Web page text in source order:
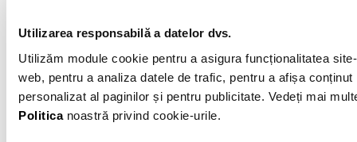
Utilizarea responsabilă a datelor dvs.
Utilizăm module cookie pentru a asigura funcționalitatea
web, pentru a analiza datele de trafic, pentru a afișa conținut
personalizat al paginilor și pentru publicitate. Vedeți mai
Politicanoastră privind cookie-urile.
Informatiile vanzatorului
0751515161